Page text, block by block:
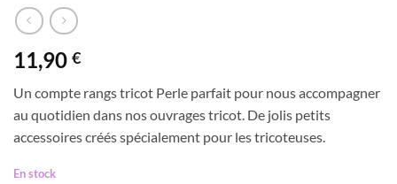
11,90 €
Un compte rangs tricot Perle parfait pour nous accompagner
au quotidien dans nos ouvrages tricot. De jolis petits
accessoires créés spécialement pour les tricoteuses.
En stock